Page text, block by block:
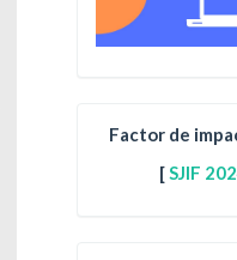
Factor de
[ SJIF